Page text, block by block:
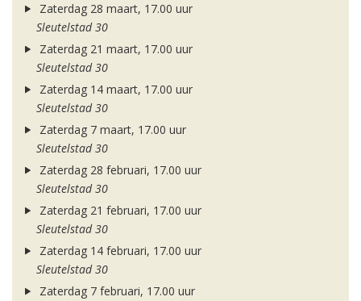
Zaterdag 28 maart, 17.00 uur
Sleutelstad 30
Zaterdag 21 maart, 17.00 uur
Sleutelstad 30
Zaterdag 14 maart, 17.00 uur
Sleutelstad 30
Zaterdag 7 maart, 17.00 uur
Sleutelstad 30
Zaterdag 28 februari, 17.00 uur
Sleutelstad 30
Zaterdag 21 februari, 17.00 uur
Sleutelstad 30
Zaterdag 14 februari, 17.00 uur
Sleutelstad 30
Zaterdag 7 februari, 17.00 uur